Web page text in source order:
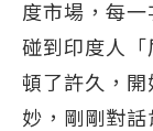
度市場，每
碰到印度人
頓了許久，
妙，剛剛對